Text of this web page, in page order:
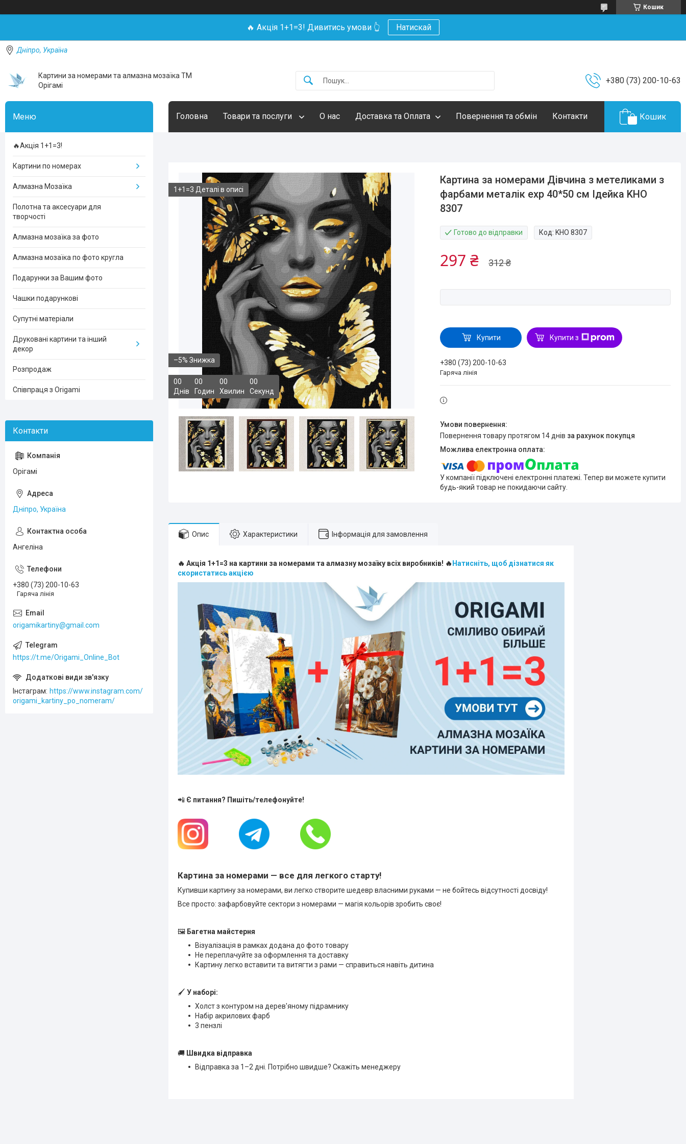
Кошик
🔥 Акція 1+1=3! Дивитись умови 👆 Натискай
Дніпро, Україна
Картини за номерами та алмазна мозаїка ТМ
Орігамі
+380 (73) 200-10-63
Головна Товари та послуги О нас Доставка та Оплата Повернення та обмін Контакти Кошик
1+1=3 Деталі в описі
–5%
00
Днів
00
Годин
00
Хвилин
00
Секунд
Картина за номерами Дівчина з метеликами з
фарбами металік exp 40*50 см Ідейка KHO
8307
Готово до відправки Код: KHO 8307
312 ₴
297 ₴
Купити Купити з
+380 (73) 200-10-63
Гаряча лінія
повернення товару протягом 14 днів за рахунок покупця
У компанії підключені електронні платежі. Тепер ви можете купити
будь-який товар не покидаючи сайту.
Опис Характеристики Інформація для замовлення
🔥 Акція 1+1=3 на картини за номерами та алмазну мозаїку всіх виробників! 🔥 Натисніть, щоб дізнатися як
скористатись акцією
📲 Є питання? Пишіть/телефонуйте!
Картина за номерами — все для легкого старту!
Купивши картину за номерами, ви легко створите шедевр власними руками — не бойтесь відсутності досвіду!
Все просто: зафарбовуйте сектори з номерами — магія кольорів зробить своє!
🖼 Багетна майстерня
Візуалізація в рамках додана до фото товару
Не переплачуйте за оформлення та доставку
Картину легко вставити та витягти з рами — справиться навіть дитина
🖌 У наборі:
Холст з контуром на дерев'яному підрамнику
Набір акрилових фарб
3 пензлі
🚚 Швидка відправка
Відправка за 1–2 дні. Потрібно швидше? Скажіть менеджеру
🔥Акція 1+1=3!
Картини по номерах
Алмазна Мозаїка
Полотна та аксесуари для
творчості
Алмазна мозаїка за фото
Алмазна мозаїка по фото кругла
Подарунки за Вашим фото
Чашки подарункові
Супутні матеріали
Друковані картини та інший
декор
Розпродаж
Співпраця з Origami
Орігамі
Дніпро, Україна
Ангеліна
+380 (73) 200-10-63
Гаряча лінія
origamikartiny@gmail.com
https://t.me/Origami_Online_Bot
Інстаграм
https://www.instagram.com/
origami_kartiny_po_nomeram/